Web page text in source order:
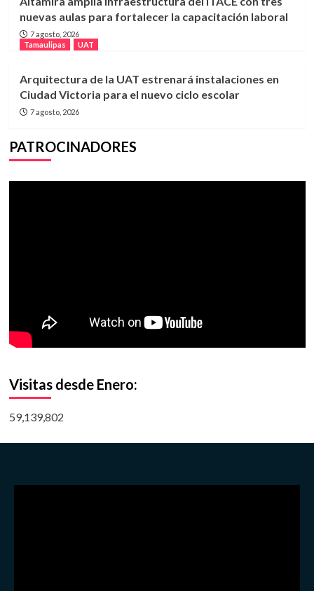
nuevas aulas para fortalecer la capacitación laboral
7 agosto, 2026
Tamaulipas
UAT
Arquitectura de la UAT estrenará instalaciones en
Ciudad Victoria para el nuevo ciclo escolar
7 agosto, 2026
PATROCINADORES
Visitas desde Enero:
59,139,802